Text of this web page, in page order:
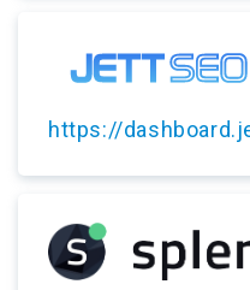
https://